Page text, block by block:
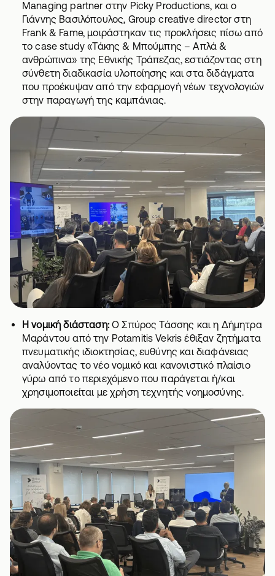
Managing partner στην Picky Productions, και ο
Γιάννης Βασιλόπουλος, Group creative director στη
Frank & Fame, μοιράστηκαν τις προκλήσεις πίσω από
το case study «Τάκης & Μπούμπης – Απλά &
ανθρώπινα» της Εθνικής Τράπεζας, εστιάζοντας στη
σύνθετη διαδικασία υλοποίησης και στα διδάγματα
που προέκυψαν από την εφαρμογή νέων τεχνολογιών
στην παραγωγή της καμπάνιας.
Η νομική διάσταση:Ο Σπύρος Τάσσης και η Δήμητρα
Μαράντου από την Potamitis Vekris έθιξαν ζητήματα
πνευματικής ιδιοκτησίας, ευθύνης και διαφάνειας
αναλύοντας το νέο νομικό και κανονιστικό πλαίσιο
γύρω από το περιεχόμενο που παράγεται ή/και
χρησιμοποιείται με χρήση τεχνητής νοημοσύνης.